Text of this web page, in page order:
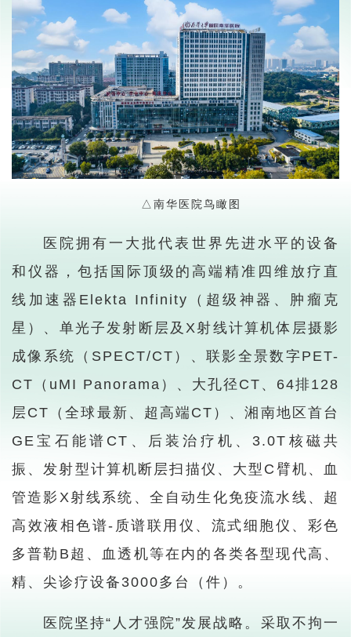
△南华医院鸟瞰图
医院拥有一大批代表世界先进水平的设备
和仪器，包括国际顶级的高端精准四维放疗直
线加速器Elekta Infinity（超级神器、肿瘤克
星）、单光子发射断层及X射线计算机体层摄影
成像系统（SPECT/CT）、联影全景数字PET-
CT（uMI Panorama）、大孔径CT、64排128
层CT（全球最新、超高端CT）、湘南地区首台
GE宝石能谱CT、后装治疗机、3.0T核磁共
振、发射型计算机断层扫描仪、大型C臂机、血
管造影X射线系统、全自动生化免疫流水线、超
高效液相色谱-质谱联用仪、流式细胞仪、彩色
多普勒B超、血透机等在内的各类各型现代高、
精、尖诊疗设备3000多台（件）。
医院坚持“人才强院”发展战略。采取不拘一